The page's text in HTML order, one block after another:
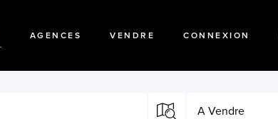
AGENCES VENDRE CONNEXION
A Vendre